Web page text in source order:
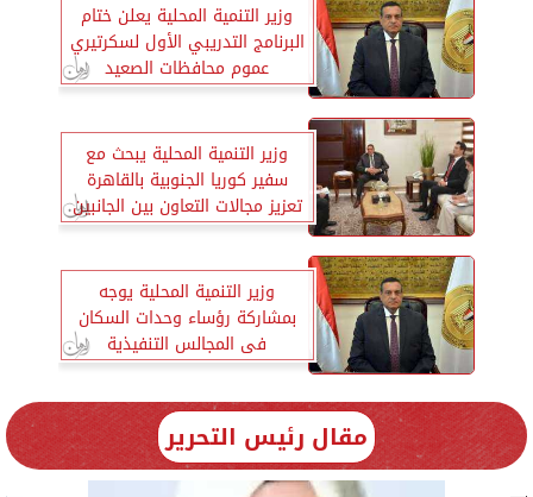
وزير التنمية المحلية يعلن ختام
البرنامج التدريبي الأول لسكرتيري
عموم محافظات الصعيد
وزير التنمية المحلية يبحث مع
سفير كوريا الجنوبية بالقاهرة
تعزيز مجالات التعاون بين الجانبين
وزير التنمية المحلية يوجه
بمشاركة رؤساء وحدات السكان
فى المجالس التنفيذية
للمحافظات
مقال رئيس التحرير